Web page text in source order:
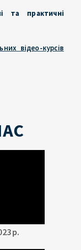
та практичні
відео-курсів
р.